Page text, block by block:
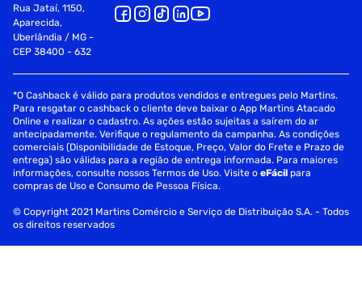
Rua Jataí, 1150,
Aparecida,
Uberlândia / MG -
CEP 38400 - 632
*O Cashback é válido para produtos vendidos e entregues pelo Martins.
Para resgatar o cashback o cliente deve baixar o App Martins Atacado
Online e realizar o cadastro. As ações estão sujeitas a saírem do ar
antecipadamente. Verifique o regulamento da campanha. As condições
comerciais (Disponibilidade de Estoque, Preço, Valor do Frete e Prazo de
entrega) são válidas para a região de entrega informada. Para maiores
informações, consulte nossos Termos de Uso. Visite oeFácil para
compras de Uso e Consumo de Pessoa Física.
© Copyright 2021 Martins Comércio e Serviço de Distribuição S.A. - Todos
os direitos reservados